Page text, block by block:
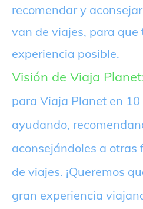
recomendar y
van de viajes, para
experiencia posible.
Visión de Viaja
para Viaja Planet en
ayudando,
aconsejándoles a otras
de viajes. ¡Queremos
gran experiencia